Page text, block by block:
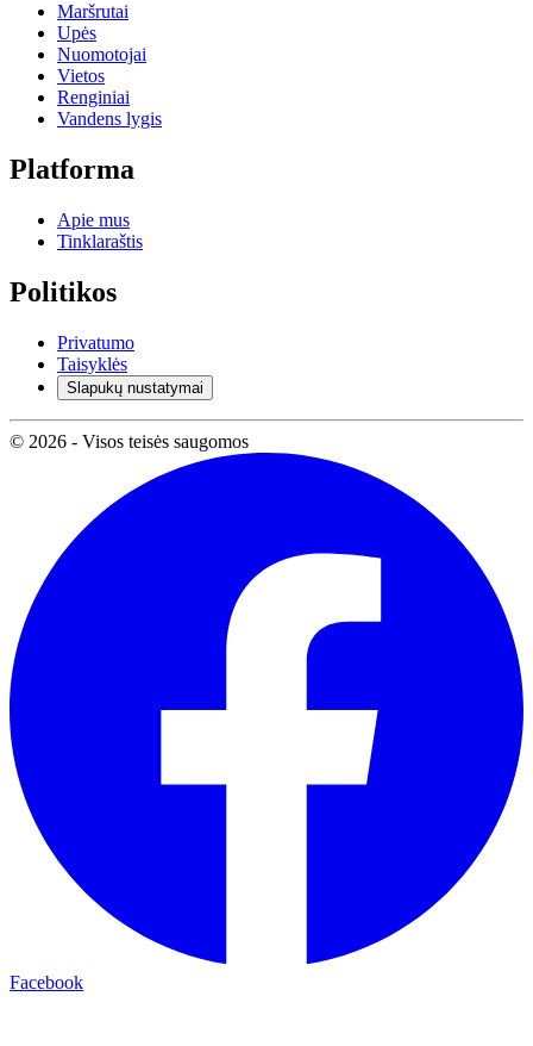
Maršrutai
Upės
Nuomotojai
Vietos
Renginiai
Vandens lygis
Platforma
Apie mus
Tinklaraštis
Politikos
Privatumo
Taisyklės
Slapukų nustatymai
© 2026 - Visos teisės saugomos
Facebook